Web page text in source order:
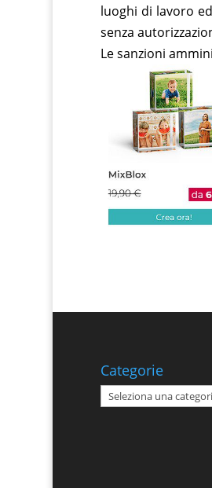
luoghi di lavoro
senza
Le sanzioni
Categorie
Categorie